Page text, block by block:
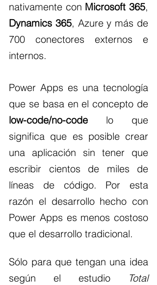
nativamente con Microsoft 365
Dynamics 365, Azure y más de
700 conectores externos e
internos.
Power Apps es una tecnología
low-code/no-code lo que
significa que es posible crear
una aplicación sin tener que
escribir cientos de miles de
líneas de código. Por esta
razón el desarrollo hecho con
Power Apps es menos costoso
que el desarrollo tradicional.
Sólo para que tengan una idea
según el estudio
Total